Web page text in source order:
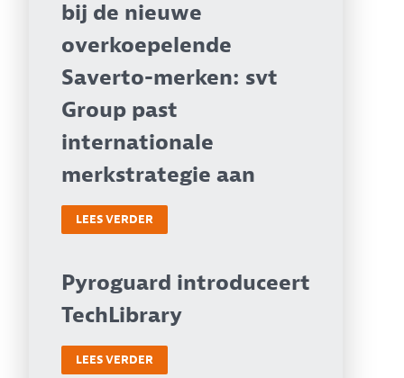
bij de nieuwe
overkoepelende
Saverto-merken: svt
Group past
internationale
merkstrategie aan
LEES VERDER
Pyroguard introduceert
TechLibrary
LEES VERDER